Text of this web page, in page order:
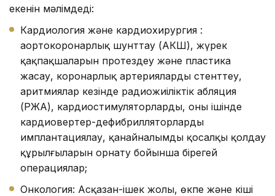
екенін мәлімдеді:
Кардиология және кардиохирургия :
аортокоронарлық шунттау (АКШ), жүрек
қақпақшаларын протездеу және пластика
жасау, коронарлық артерияларды стенттеу,
аритмиялар кезінде радиожиіліктік абляция
(РЖА), кардиостимуляторларды, оның ішінде
кардиовертер-дефибрилляторларды
имплантациялау, қанайналымды қосалқы қолдау
құрылғыларын орнату бойынша бірегей
операциялар;
Онкология: Асқазан-ішек жолы, өкпе және кіші